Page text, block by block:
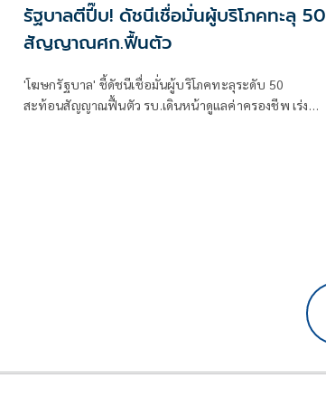
รัฐบาลตีปี๊บ! ดัชนีเชื่อมั่นผู้บริโภคทะลุ 50
สัญญาณศก.ฟื้นตัว
'โฆษกรัฐบาล' ชี้ดัชนีเชื่อมั่นผู้บริโภคทะลุระดับ 50
สะท้อนสัญญาณฟื้นตัว รบ.เดินหน้าดูแลค่าครองชีพ เร่งส่ง